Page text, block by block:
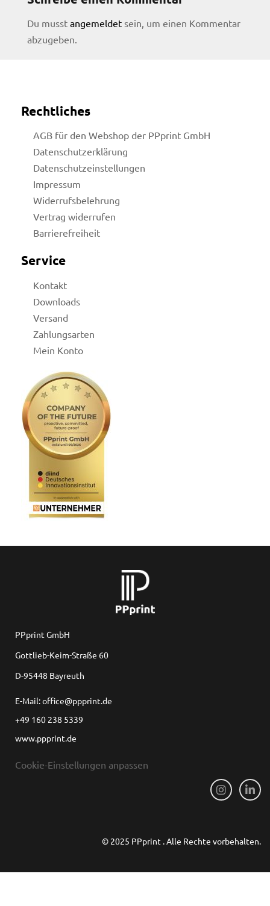
Du musst angemeldet sein, um einen Kommentar
abzugeben.
Rechtliches
AGB für den Webshop der PPprint GmbH
Datenschutzerklärung
Datenschutzeinstellungen
Impressum
Widerrufsbelehrung
Vertrag widerrufen
Barrierefreiheit
Service
Kontakt
Downloads
Versand
Zahlungsarten
Mein Konto
PPprint GmbH
Gottlieb-Keim-Straße 60
D-95448 Bayreuth
E-Mail: office@ppprint.de
+49 160 238 5339
www.ppprint.de
Cookie-Einstellungen anpassen
© 2025 PPprint . Alle Rechte vorbehalten.